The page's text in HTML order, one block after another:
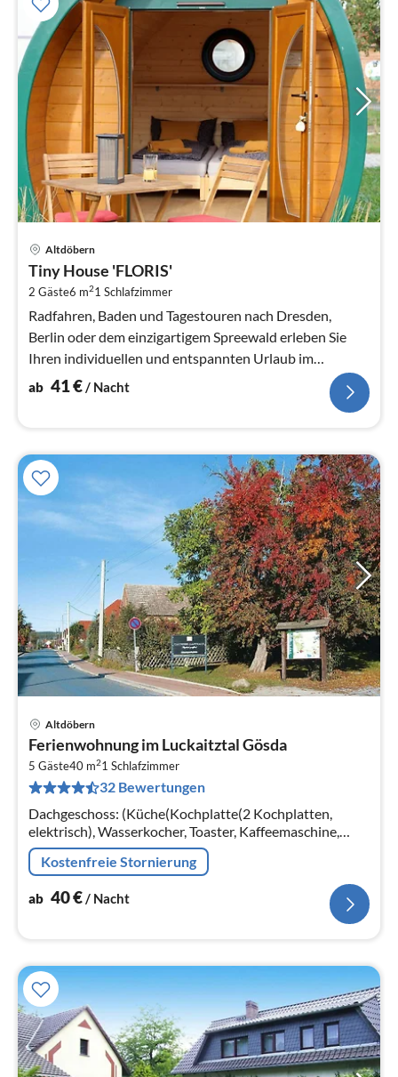
Altdöbern
Tiny House 'FLORIS'
2 Gäste6 m21 Schlafzimmer
Radfahren, Baden und Tagestouren nach Dresden,
Berlin oder dem einzigartigem Spreewald erleben Sie
Ihren individuellen und entspannten Urlaub im
Lausitzer Seenland.
ab 41€/ Nacht
Altdöbern
Ferienwohnung im Luckaitztal Gösda
5 Gäste40 m21 Schlafzimmer
32 Bewertungen
Dachgeschoss: (Küche(Kochplatte(2 Kochplatten,
elektrisch), Wasserkocher, Toaster, Kaffeemaschine,
Kühlschrank))
Kostenfreie Stornierung
ab 40€/ Nacht